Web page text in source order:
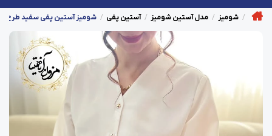
شومیز مدل آستین شومیز آستین پفی شومیز آستین پفی سفید طرح